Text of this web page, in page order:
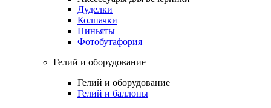
Дуделки
Колпачки
Пиньяты
Фотобутафория
Гелий и оборудование
Гелий и оборудование
Гелий и баллоны